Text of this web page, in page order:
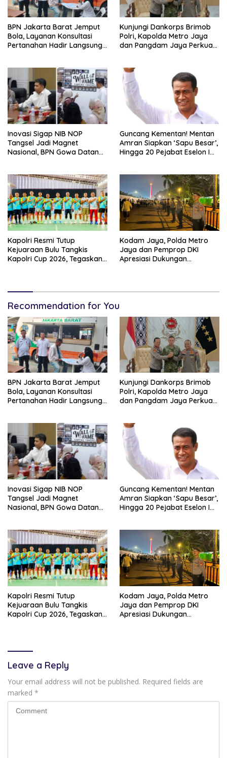
BPN Jakarta Barat Jemput
Bola, Layanan Konsultasi
Pertanahan Hadir Langsung
Kunjungi Dankorps Brimob
Polri, Kapolda Metro Jaya
dan Pangdam Jaya Perkuat
Inovasi Sigap NIB NOP
Tangsel Jadi Magnet
Nasional, BPN Gowa Datang
Guncang Kementan! Mentan
Amran Siapkan ‘Sapu Besar’,
Hingga 20 Pejabat Eselon I
Kapolri Resmi Tutup
Kejuaraan Bulu Tangkis
Kapolri Cup 2026, Tegaskan
Kodam Jaya, Polda Metro
Jaya dan Pemprop DKI
Apresiasi Dukungan
Recommendation for You
BPN Jakarta Barat Jemput
Bola, Layanan Konsultasi
Pertanahan Hadir Langsung
Kunjungi Dankorps Brimob
Polri, Kapolda Metro Jaya
dan Pangdam Jaya Perkuat
Inovasi Sigap NIB NOP
Tangsel Jadi Magnet
Nasional, BPN Gowa Datang
Guncang Kementan! Mentan
Amran Siapkan ‘Sapu Besar’,
Hingga 20 Pejabat Eselon I
Kapolri Resmi Tutup
Kejuaraan Bulu Tangkis
Kapolri Cup 2026, Tegaskan
Kodam Jaya, Polda Metro
Jaya dan Pemprop DKI
Apresiasi Dukungan
Leave a Reply
Your email address will not be published. Required fields are
marked *